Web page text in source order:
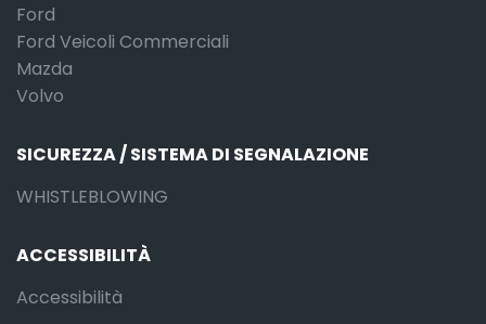
Ford
Ford Veicoli Commerciali
Mazda
Volvo
SICUREZZA / SISTEMA DI SEGNALAZIONE
WHISTLEBLOWING
ACCESSIBILITÀ
Accessibilità